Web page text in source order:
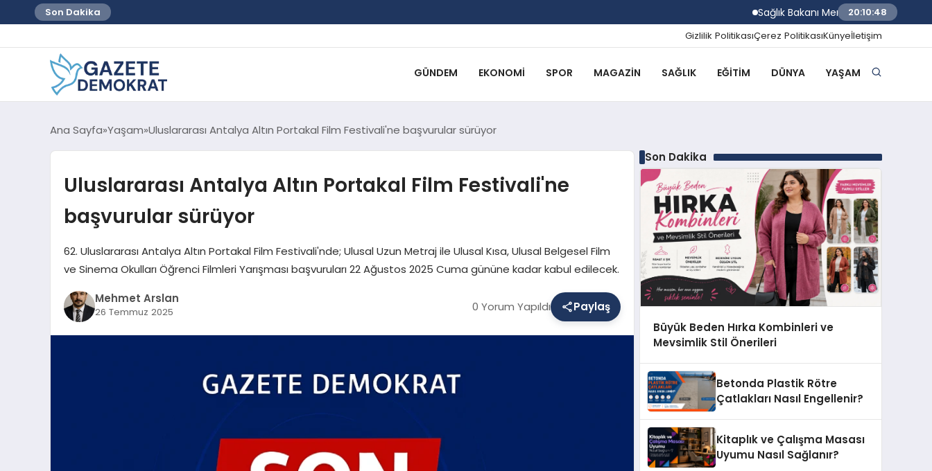
Son Dakika Sağlık Bakanı Memişoğlu İzmir Biyotıp
20:10:49
Gizlilik PolitikasıÇerez PolitikasıKünyeİletişim
GÜNDEM EKONOMI SPOR MAGAZIN SAĞLIK EĞITIM DÜNYA YAŞAM
Ana Sayfa Yaşam Uluslararası Antalya Altın Portakal Film Festivali'ne başvurular sürüyor
Uluslararası Antalya Altın Portakal Film Festivali'ne
başvurular sürüyor
62. Uluslararası Antalya Altın Portakal Film Festivali'nde; Ulusal Uzun Metraj ile Ulusal Kısa, Ulusal Belgesel Film
ve Sinema Okulları Öğrenci Filmleri Yarışması başvuruları 22 Ağustos 2025 Cuma gününe kadar kabul edilecek.
Mehmet Arslan
26 Temmuz 2025 0 Yorum Yapıldı Paylaş
Son Dakika
Büyük Beden Hırka Kombinleri ve
Mevsimlik Stil Önerileri
Betonda Plastik Rötre
Çatlakları Nasıl Engellenir?
Kitaplık ve Çalışma Masası
Uyumu Nasıl Sağlanır?